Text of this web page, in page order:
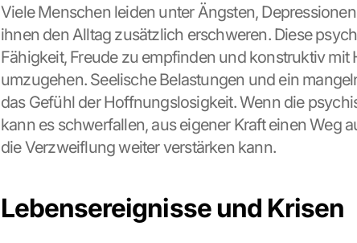
Viele Menschen leiden unter Ängsten,
ihnen den Alltag zusätzlich erschweren. Diese
Fähigkeit, Freude zu empfinden und konstruktiv mit
umzugehen. Seelische Belastungen und ein
das Gefühl der Hoffnungslosigkeit. Wenn die
kann es schwerfallen, aus eigener Kraft einen Weg
die Verzweiflung weiter verstärken kann.
Lebensereignisse und Krisen